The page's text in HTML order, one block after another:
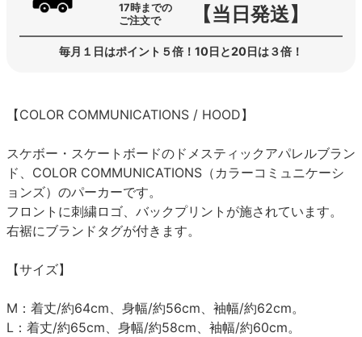
17時までの
ご注文で
【当日発送】
毎月１日はポイント５倍！10日と20日は３倍！
【COLOR COMMUNICATIONS / HOOD】
スケボー・スケートボードのドメスティックアパレルブラン
ド、COLOR COMMUNICATIONS（カラーコミュニケーシ
ョンズ）のパーカーです。
フロントに刺繍ロゴ、バックプリントが施されています。
右裾にブランドタグが付きます。
【サイズ】
M：着丈/約64cm、身幅/約56cm、袖幅/約62cm。
L：着丈/約65cm、身幅/約58cm、袖幅/約60cm。